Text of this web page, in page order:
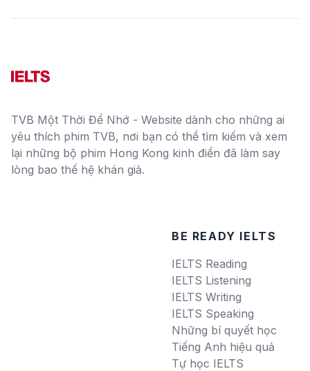
TVB Một Thời Để Nhớ - Website dành cho những ai
yêu thích phim TVB, nơi bạn có thể tìm kiếm và xem
lại những bộ phim Hong Kong kinh điển đã làm say
lòng bao thế hệ khán giả.
BE READY IELTS
IELTS Reading
IELTS Listening
IELTS Writing
IELTS Speaking
Những bí quyết học
Tiếng Anh hiệu quả
Tự học IELTS